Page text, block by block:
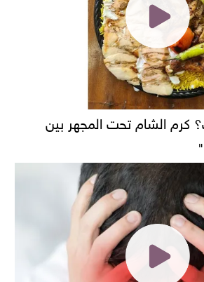
الشام تحت المجهر بين